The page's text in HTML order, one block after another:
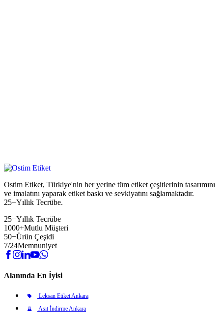
Ostim Etiket, Türkiye'nin her yerine tüm etiket çeşitlerinin tasarımını
ve imalatını yaparak etiket baskı ve sevkiyatını sağlamaktadır.
25+Yıllık Tecrübe.
25+Yıllık Tecrübe
1000+Mutlu Müşteri
50+Ürün Çeşidi
7/24Memnuniyet
Alanında En İyisi
Leksan Etiket Ankara
Asit İndirme Ankara